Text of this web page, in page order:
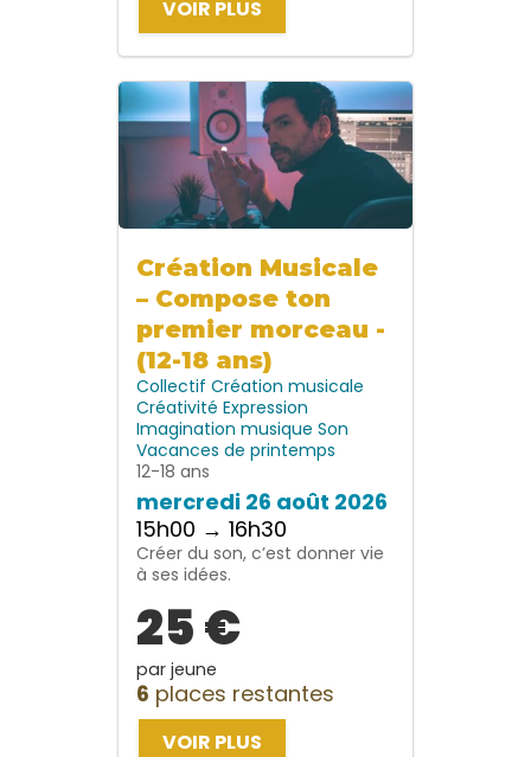
VOIR PLUS
Création Musicale
– Compose ton
premier morceau -
(12-18 ans)
Collectif Création musicale
Créativité Expression
Imagination musique Son
Vacances de printemps
12-18 ans
mercredi 26 août 2026
15h00 → 16h30
Créer du son, c’est donner vie
à ses idées.
25 €
par jeune
6 places restantes
VOIR PLUS